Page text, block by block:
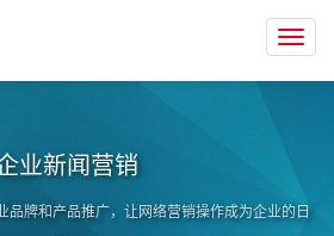
业新闻营销
品牌和产品推广，让网络营销操作成为企业的日